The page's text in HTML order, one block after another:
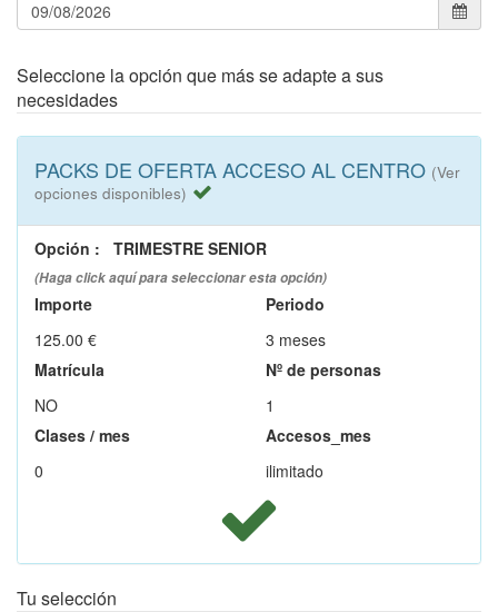
Seleccione la opción que más se adapte a sus
necesidades
PACKS DE OFERTA ACCESO AL CENTRO (Ver
opciones disponibles)
Opción : TRIMESTRE SENIOR
(Haga click aquí para seleccionar esta opción)
Importe
125.00 €
Periodo
3 meses
Matrícula
NO
Nº de personas
1
Clases / mes
0
Accesos_mes
ilimitado
Tu selección